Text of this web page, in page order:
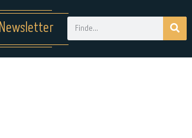
Newsletter